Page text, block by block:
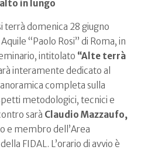
in lungo
terrà domenica 28 giugno
“Paolo Rosi” di Roma, in
intitolato “Alte terrà
interamente dedicato al
completa sulla
metodologici, tecnici e
sarà Claudio Mazzaufo,
e membro dell’Area
FIDAL. L’orario di avvio è